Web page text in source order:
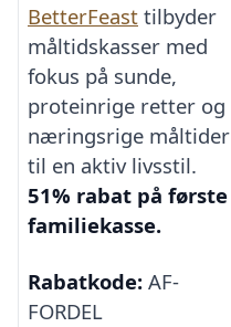
BetterFeast tilbyder
måltidskasser med
fokus på sunde,
proteinrige retter og
næringsrige måltider
til en aktiv livsstil.
51% rabat på første
familiekasse.
Rabatkode: AF-
FORDEL